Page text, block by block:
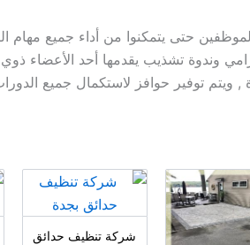
حتى يتمكنوا من أداء جميع مهام
وندوة تشذيب يقدمها أحد الأعضاء ذوي
ويتم توفير حوافز لاستكمال جميع
شركة تنظيف حدائق